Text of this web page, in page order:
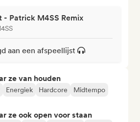
- Patrick M4SS Remix
aan een afspeellijst
ze van houden
Energiek Hardcore
Midtempo
ze ook open voor staan